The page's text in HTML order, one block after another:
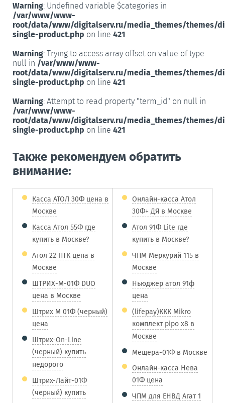
Warning: Undefined variable $categories in
/var/www/www-
root/data/www/digitalserv.ru/media_themes/themes/
single-product.php on line 421
Warning: Trying to access array offset on value of type
null in /var/www/www-
root/data/www/digitalserv.ru/media_themes/themes/
single-product.php on line 421
Warning: Attempt to read property "term_id" on null in
/var/www/www-
root/data/www/digitalserv.ru/media_themes/themes/
single-product.php on line 421
Также рекомендуем обратить
внимание:
Касса АТОЛ 30Ф цена в
Москве
Касса Атол 55Ф где
купить в Москве?
Атол 22 ПТК цена в
Москве
ШТРИХ-М-01Ф DUO
цена в Москве
Штрих М 01Ф (черный)
цена
Штрих-On-Line
(черный) купить
недорого
Штрих-Лайт-01Ф
(черный) купить
Онлайн-касса Атол
30Ф+ ДЯ в Москве
Атол 91Ф Lite где
купить в Москве?
ЧПМ Меркурий 115 в
Москве
Ньюджер атол 91ф
цена
(lifepay)ККК Mikro
комплект pipo x8 в
Москве
Мещера-01Ф в Москве
Онлайн-касса Нева
01Ф цена
ЧПМ для ЕНВД Агат 1